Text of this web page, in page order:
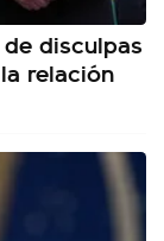
disculpas
relación